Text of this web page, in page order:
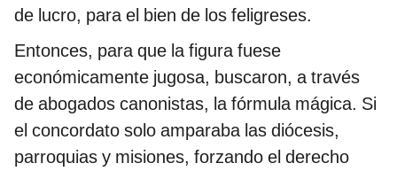
de lucro, para el bien de los feligreses.
Entonces, para que la figura fuese
económicamente jugosa, buscaron, a través
de abogados canonistas, la fórmula mágica. Si
el concordato solo amparaba las diócesis,
parroquias y misiones, forzando el derecho